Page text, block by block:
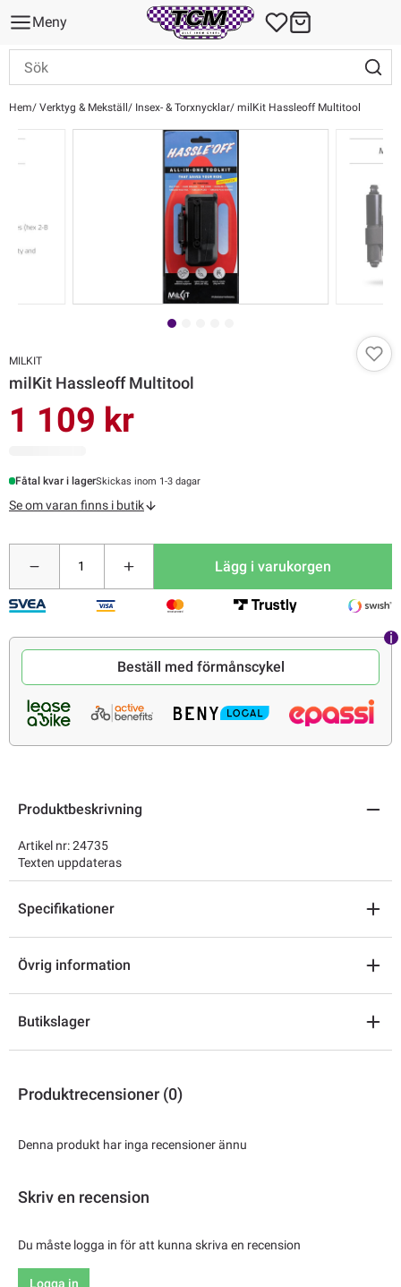
Meny
Hem Verktyg & Mekställ Insex- & Torxnycklar milKit Hassleoff Multitool
MILKIT
milKit Hassleoff Multitool
1 109 kr
Fåtal kvar i lagerSkickas inom 1-3 dagar
Se om varan finns i butik
Lägg i varukorgen
Beställ med förmånscykel
Produktbeskrivning
Artikel nr: 24735
Texten uppdateras
Specifikationer
Övrig information
Butikslager
Produktrecensioner (0)
Denna produkt har inga recensioner ännu
Skriv en recension
Du måste logga in för att kunna skriva en recension
Logga in